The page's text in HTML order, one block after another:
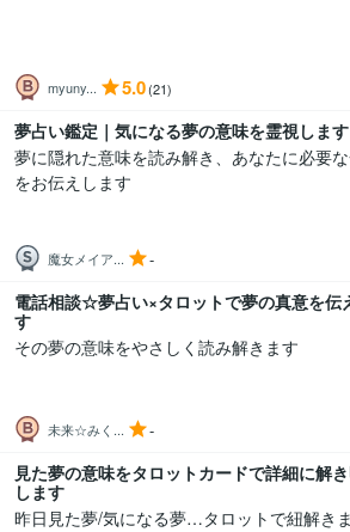
myuny... 5.0(21)
夢占い鑑定｜気になる夢の意味を霊視します
夢に隠れた意味を読み解き、あなたに必要
をお伝えします
魔女メイア... -
電話相談☆夢占い×タロットで夢の真意を伝
す
その夢の意味をやさしく読み解きます
未来☆みく... -
見た夢の意味をタロットカードで詳細に解
します
昨日見た夢/気になる夢…タロットで紐解き